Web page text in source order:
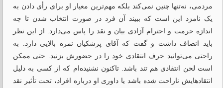
‌مردمی، نه‌تنها چنین نمی‌کند بلکه مهم‌ترین معیار او برای رأی دادن به
یک نامزد این است که ببیند آن فرد در صورت انتخاب شدن تا چه
اندازه حرمت و احترام آزادی بیان و نقد را پاس می‌دارد. از این نظر
باید انصاف داشت و گفت که آقای پزشکیان نمره بالایی دارد. به
راحتی می‌توانید حرف انتقادی خود را در حضورش بزنید. حتی ممکن
است لحن انتقادی هم تند باشد. تاکنون نشنیده‌ام که از کسی به دلیل
انتقادهایش ناراحت شده باشد یا داوری او درباره افراد، تحت تأثیر نقد